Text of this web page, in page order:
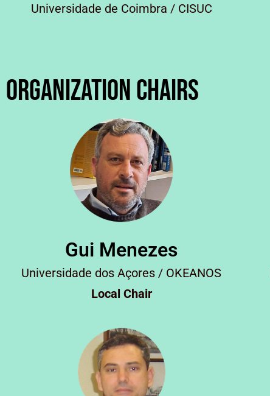
Universidade de Coimbra / CISUC
Organization Chairs
Gui Menezes
Universidade dos Açores / OKEANOS
Local Chair